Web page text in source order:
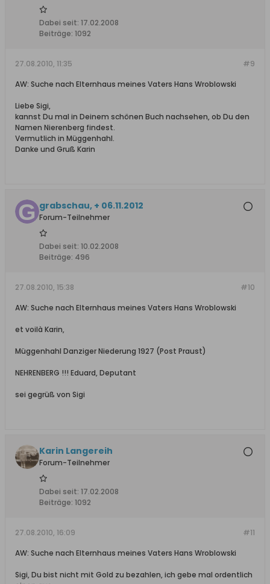
Dabei seit: 17.02.2008
Beiträge: 1092
#9
27.08.2010, 11:35
AW: Suche nach Elternhaus meines Vaters Hans Wroblowski
Liebe Sigi,
kannst Du mal in Deinem schönen Buch nachsehen, ob Du den
Namen Nierenberg findest.
Vermutlich in Müggenhahl.
Danke und Gruß Karin
grabschau, + 06.11.2012
Forum-Teilnehmer
Dabei seit: 10.02.2008
Beiträge: 496
#10
27.08.2010, 15:38
AW: Suche nach Elternhaus meines Vaters Hans Wroblowski
et voilà Karin,
Müggenhahl Danziger Niederung 1927 (Post Praust)
NEHRENBERG !!! Eduard, Deputant
sei gegrüß von Sigi
Karin Langereih
Forum-Teilnehmer
Dabei seit: 17.02.2008
Beiträge: 1092
#11
27.08.2010, 16:09
AW: Suche nach Elternhaus meines Vaters Hans Wroblowski
Sigi, Du bist nicht mit Gold zu bezahlen, ich gebe mal ordentlich